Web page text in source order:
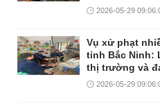
2026-05-29
Vụ xử phạt
tỉnh Bắc Ninh:
thị trường và
2026-05-29